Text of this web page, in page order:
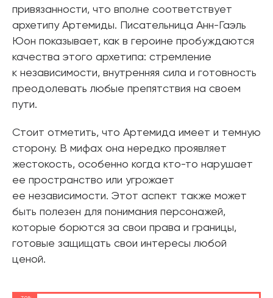
привязанности, что вполне соответствует
архетипу Артемиды. Писательница Анн-Гаэль
Юон показывает, как в героине пробуждаются
качества этого архетипа: стремление
к независимости, внутренняя сила и готовность
преодолевать любые препятствия на своем
пути.
Стоит отметить, что Артемида имеет и темную
сторону. В мифах она нередко проявляет
жестокость, особенно когда кто-то нарушает
ее пространство или угрожает
ее независимости. Этот аспект также может
быть полезен для понимания персонажей,
которые борются за свои права и границы,
готовые защищать свои интересы любой
ценой.